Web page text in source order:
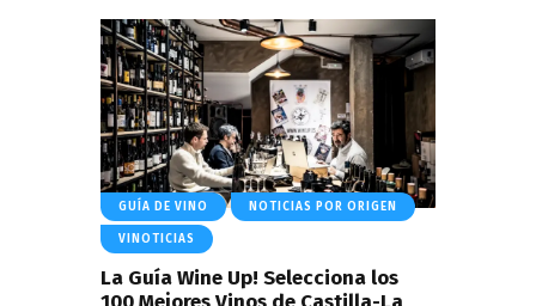
GUÍA DE VINO NOTICIAS POR ORIGEN
VINOTICIAS
La Guía Wine Up! Selecciona los